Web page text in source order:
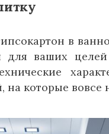
в
ваших
на которые